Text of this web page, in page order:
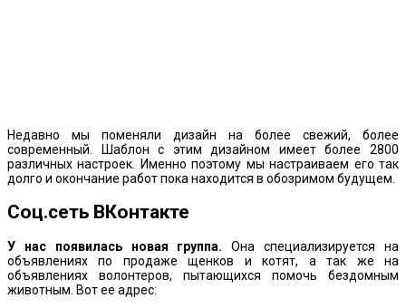
Недавно мы поменяли дизайн на более свежий, более
современный. Шаблон с этим дизайном имеет более 2800
различных настроек. Именно поэтому мы настраиваем его так
долго и окончание работ пока находится в обозримом будущем.
Соц.сеть ВКонтакте
У нас появилась новая группа. Она специализируется на
объявлениях по продаже щенков и котят, а так же на
объявлениях волонтеров, пытающихся помочь бездомным
животным. Вот ее адрес: